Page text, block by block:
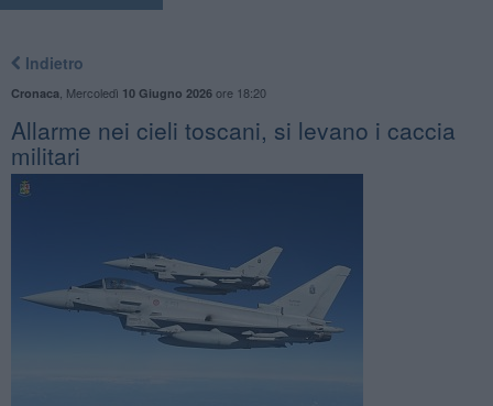
Indietro
Cronaca Mercoledì 10 Giugno 2026ore 18:20
Allarme nei cieli toscani, si levano i caccia
militari